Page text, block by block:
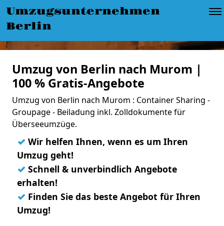
Umzugsunternehmen
Berlin
Umzug von Berlin nach Murom |
100 % Gratis-Angebote
Umzug von Berlin nach Murom : Container Sharing -
Groupage - Beiladung inkl. Zolldokumente für
Überseeumzüge.
✓ Wir helfen Ihnen, wenn es um Ihren
Umzug geht!
✓ Schnell & unverbindlich Angebote
erhalten!
✓ Finden Sie das beste Angebot für Ihren
Umzug!